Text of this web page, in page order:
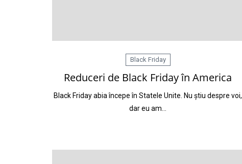
Black Friday
Reduceri de Black Friday în America
Black Friday abia începe în Statele Unite. Nu știu despre voi,
dar eu am…